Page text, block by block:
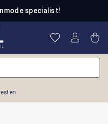
specialist!
Je hebt 0